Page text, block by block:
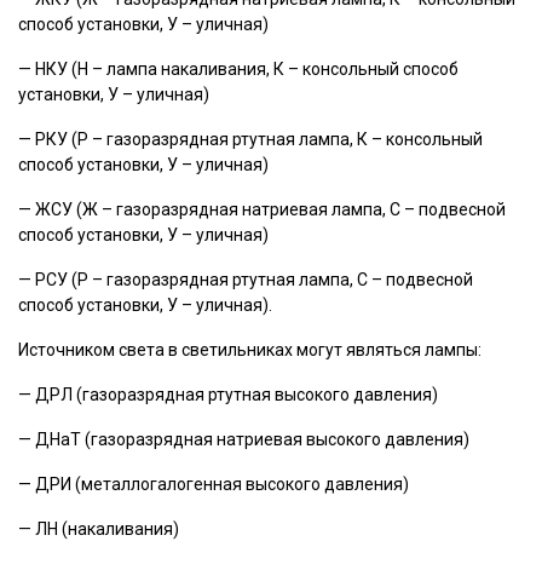
способ установки, У – уличная)
— НКУ (Н – лампа накаливания, К – консольный способ
установки, У – уличная)
— РКУ (Р – газоразрядная ртутная лампа, К – консольный
способ установки, У – уличная)
— ЖСУ (Ж – газоразрядная натриевая лампа, С – подвесной
способ установки, У – уличная)
— РСУ (Р – газоразрядная ртутная лампа, С – подвесной
способ установки, У – уличная).
Источником света в светильниках могут являться лампы:
— ДРЛ (газоразрядная ртутная высокого давления)
— ДНаТ (газоразрядная натриевая высокого давления)
— ДРИ (металлогалогенная высокого давления)
— ЛН (накаливания)